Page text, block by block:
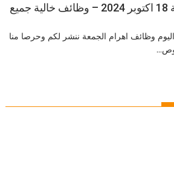
وظائف اهرام الجمعة 18 اكتوبر 2024 – وظائف خالية جميع
اليوم وظائف اهرام الجمعة ننشر لكم وحرصا منا